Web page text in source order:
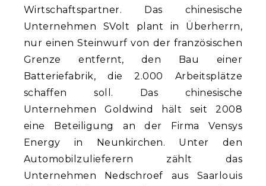
Wirtschaftspartner. Das chinesische
Unternehmen SVolt plant in Überherrn,
nur einen Steinwurf von der französischen
Grenze entfernt, den Bau einer
Batteriefabrik, die 2.000 Arbeitsplätze
schaffen soll. Das chinesische
Unternehmen Goldwind hält seit 2008
eine Beteiligung an der Firma Vensys
Energy in Neunkirchen. Unter den
Automobilzulieferern zählt das
Unternehmen Nedschroef aus Saarlouis